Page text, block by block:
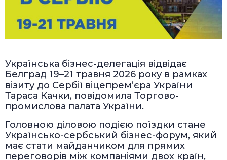
Українська бізнес-делегація відвідає
Белград 19–21 травня 2026 року в рамках
візиту до Сербії віцепрем’єра України
Тараса Качки, повідомила Торгово-
промислова палата України.
Головною діловою подією поїздки стане
Українсько-сербський бізнес-форум, який
має стати майданчиком для прямих
переговорів між компаніями двох країн,